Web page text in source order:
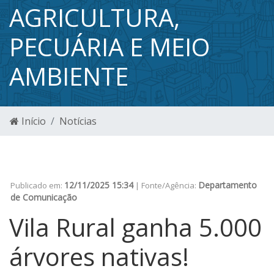
AGRICULTURA,
PECUÁRIA E MEIO
AMBIENTE
Início Notícias
Publicado em: 12/11/2025 15:34| Fonte/Agência: Departamento
de Comunicação
Vila Rural ganha 5.000
árvores nativas!